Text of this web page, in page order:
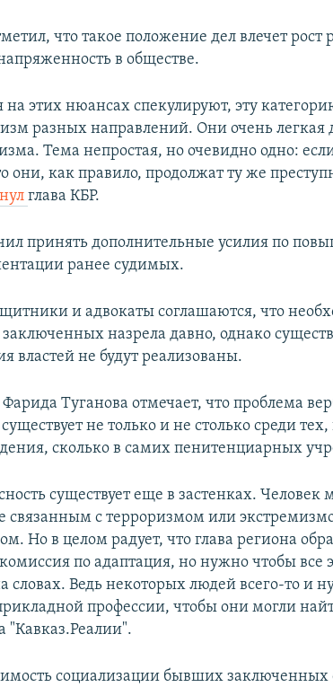
что такое положение дел влечет
в обществе.
на этих нюансах спекулируют, эту
разных направлений. Они очень легкая
Тема непростая, но очевидно одно:
они, как правило, продолжат ту же
глава КБР.
принять дополнительные усилия по
ранее судимых.
и адвокаты соглашаются, что
назрела давно, однако
властей не будут реализованы.
Туганова отмечает, что проблема
не только и не столько среди
сколько в самих пенитенциарных
существует еще в застенках.
связанным с терроризмом или
Но в целом радует, что глава региона
по адаптация, но нужно чтобы все
словах. Ведь некоторых людей всего-то и
профессии, чтобы они могли
"Кавказ.Реалии".
социализации бывших заключенных